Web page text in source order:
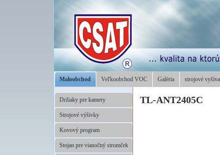
Maloobchod Veľkoobchod VOC Galéria strojové
Držiaky pre kamery
Strojové výšivky
Kovový program
Stojan pre vianočný stromček
TL-ANT2405C